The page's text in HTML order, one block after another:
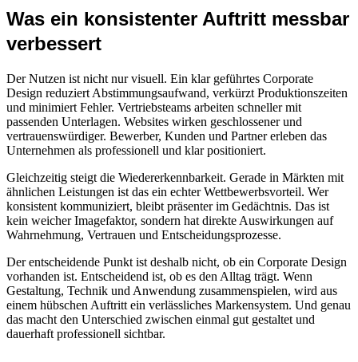
Was ein konsistenter Auftritt messbar
verbessert
Der Nutzen ist nicht nur visuell. Ein klar geführtes Corporate
Design reduziert Abstimmungsaufwand, verkürzt Produktionszeiten
und minimiert Fehler. Vertriebsteams arbeiten schneller mit
passenden Unterlagen. Websites wirken geschlossener und
vertrauenswürdiger. Bewerber, Kunden und Partner erleben das
Unternehmen als professionell und klar positioniert.
Gleichzeitig steigt die Wiedererkennbarkeit. Gerade in Märkten mit
ähnlichen Leistungen ist das ein echter Wettbewerbsvorteil. Wer
konsistent kommuniziert, bleibt präsenter im Gedächtnis. Das ist
kein weicher Imagefaktor, sondern hat direkte Auswirkungen auf
Wahrnehmung, Vertrauen und Entscheidungsprozesse.
Der entscheidende Punkt ist deshalb nicht, ob ein Corporate Design
vorhanden ist. Entscheidend ist, ob es den Alltag trägt. Wenn
Gestaltung, Technik und Anwendung zusammenspielen, wird aus
einem hübschen Auftritt ein verlässliches Markensystem. Und genau
das macht den Unterschied zwischen einmal gut gestaltet und
dauerhaft professionell sichtbar.